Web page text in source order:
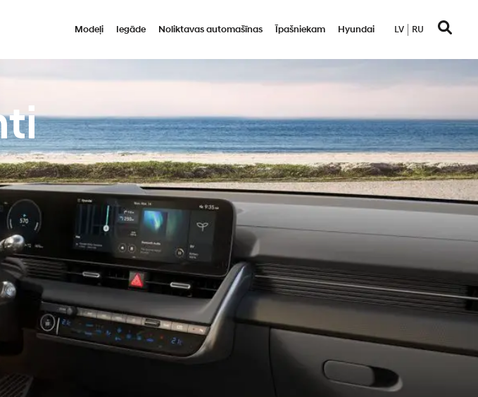
Modeļi Iegāde Noliktavas automašīnas Īpašniekam Hyundai LV RU